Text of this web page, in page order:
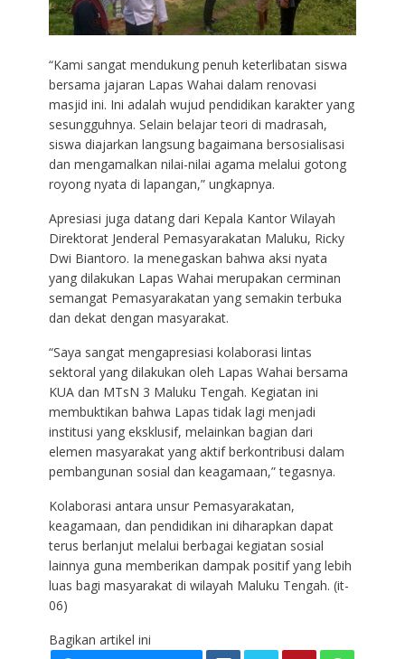
“Kami sangat mendukung penuh keterlibatan siswa
bersama jajaran Lapas Wahai dalam renovasi
masjid ini. Ini adalah wujud pendidikan karakter yang
sesungguhnya. Selain belajar teori di madrasah,
siswa diajarkan langsung bagaimana bersosialisasi
dan mengamalkan nilai-nilai agama melalui gotong
royong nyata di lapangan,” ungkapnya.
Apresiasi juga datang dari Kepala Kantor Wilayah
Direktorat Jenderal Pemasyarakatan Maluku, Ricky
Dwi Biantoro. Ia menegaskan bahwa aksi nyata
yang dilakukan Lapas Wahai merupakan cerminan
semangat Pemasyarakatan yang semakin terbuka
dan dekat dengan masyarakat.
“Saya sangat mengapresiasi kolaborasi lintas
sektoral yang dilakukan oleh Lapas Wahai bersama
KUA dan MTsN 3 Maluku Tengah. Kegiatan ini
membuktikan bahwa Lapas tidak lagi menjadi
institusi yang eksklusif, melainkan bagian dari
elemen masyarakat yang aktif berkontribusi dalam
pembangunan sosial dan keagamaan,” tegasnya.
Kolaborasi antara unsur Pemasyarakatan,
keagamaan, dan pendidikan ini diharapkan dapat
terus berlanjut melalui berbagai kegiatan sosial
lainnya guna memberikan dampak positif yang lebih
luas bagi masyarakat di wilayah Maluku Tengah. (it-
06)
Bagikan artikel ini